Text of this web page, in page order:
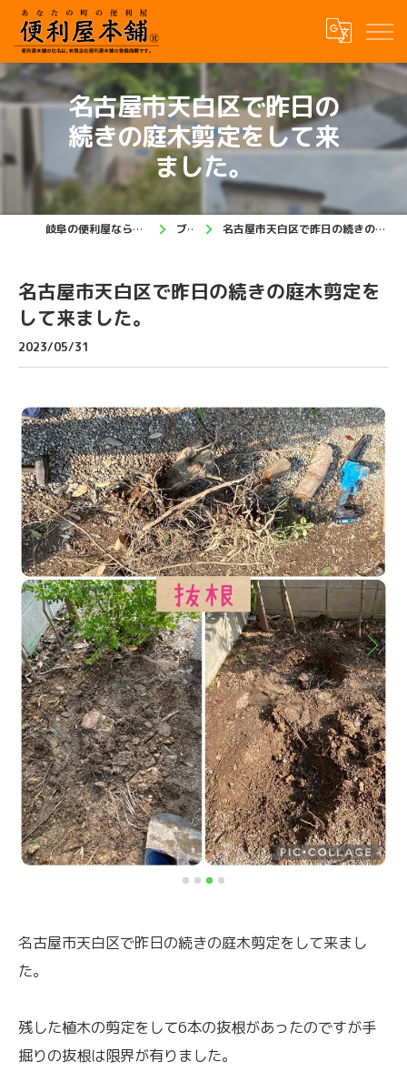
名古屋市天白区で昨日の
続きの庭木剪定をして来
ました。
岐阜の便利屋なら便利屋本舗 岐阜店 ブログ 名古屋市天白区で昨日の続きの庭木剪定をして来ました。
名古屋市天白区で昨日の続きの庭木剪定を
して来ました。
2023/05/31
名古屋市天白区で昨日の続きの庭木剪定をして来まし
た。
残した植木の剪定をして6本の抜根があったのですが手
掘りの抜根は限界が有りました。